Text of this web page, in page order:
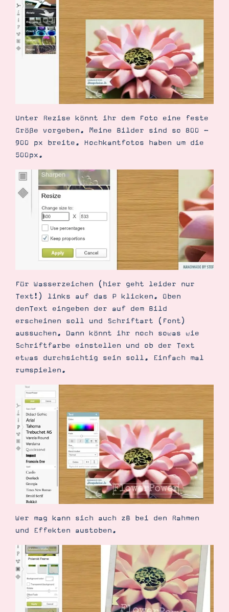
Unter Rezise könnt ihr dem Foto eine feste
Größe vorgeben. Meine Bilder sind so 800 -
900 px breite. Hochkantfotos haben um die
500px.
Für Wasserzeichen (hier geht leider nur
Text!) links auf das P klicken. Oben
denText eingeben der auf dem Bild
erscheinen soll und Schriftart (Font)
aussuchen. Dann könnt ihr noch sowas wie
Schriftfarbe einstellen und ob der Text
etwas durchsichtig sein soll. Einfach mal
rumspielen.
Wer mag kann sich auch zB bei den Rahmen
und Effekten austoben.